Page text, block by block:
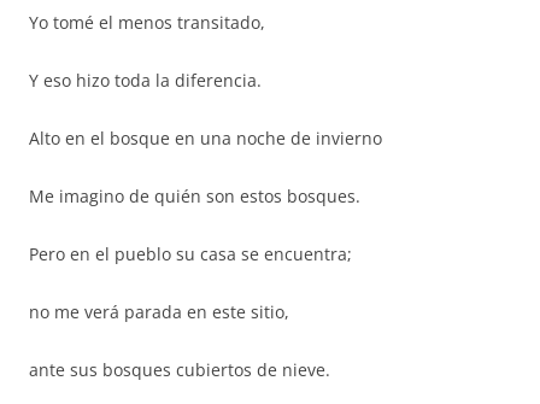
Yo tomé el menos transitado,
Y eso hizo toda la diferencia.
Alto en el bosque en una noche de invierno
Me imagino de quién son estos bosques.
Pero en el pueblo su casa se encuentra;
no me verá parada en este sitio,
ante sus bosques cubiertos de nieve.